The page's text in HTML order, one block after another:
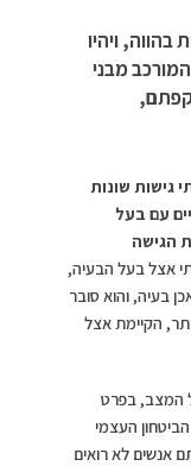
בהווה, ויהיו
מבני
גישות שונות
עם בעל
הגישה
אצל בעל הבעיה,
בעיה, והוא סובר
הקיימת אצל
המצב, בפרט
העצמי
אנשים לא רואים